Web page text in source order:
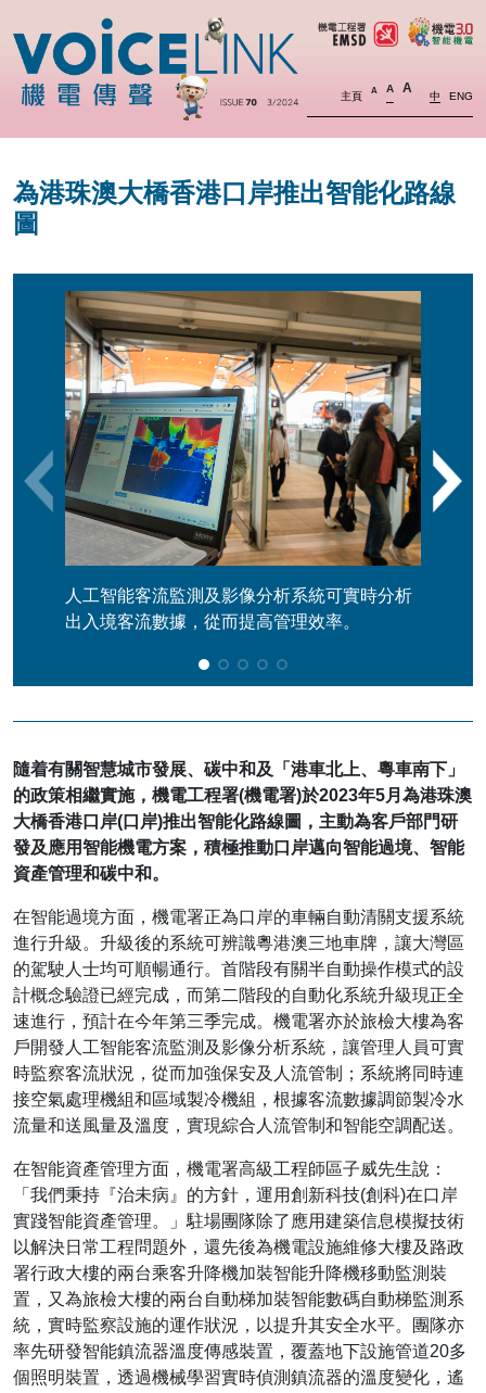
主頁 A A A
中 ENG
為港珠澳大橋香港口岸推出智能化路線
圖
人工智能客流監測及影像分析系統可實時分析
出入境客流數據，從而提高管理效率。
隨着有關智慧城市發展、碳中和及「港車北上、粵車南下」
的政策相繼實施，機電工程署(機電署)於2023年5月為港珠澳
大橋香港口岸(口岸)推出智能化路線圖，主動為客戶部門研
發及應用智能機電方案，積極推動口岸邁向智能過境、智能
資產管理和碳中和。
在智能過境方面，機電署正為口岸的車輛自動清關支援系統
進行升級。升級後的系統可辨識粵港澳三地車牌，讓大灣區
的駕駛人士均可順暢通行。首階段有關半自動操作模式的設
計概念驗證已經完成，而第二階段的自動化系統升級現正全
速進行，預計在今年第三季完成。機電署亦於旅檢大樓為客
戶開發人工智能客流監測及影像分析系統，讓管理人員可實
時監察客流狀況，從而加強保安及人流管制；系統將同時連
接空氣處理機組和區域製冷機組，根據客流數據調節製冷水
流量和送風量及溫度，實現綜合人流管制和智能空調配送。
在智能資產管理方面，機電署高級工程師區子威先生說：
「我們秉持『治未病』的方針，運用創新科技(創科)在口岸
實踐智能資產管理。」駐場團隊除了應用建築信息模擬技術
以解決日常工程問題外，還先後為機電設施維修大樓及路政
署行政大樓的兩台乘客升降機加裝智能升降機移動監測裝
置，又為旅檢大樓的兩台自動梯加裝智能數碼自動梯監測系
統，實時監察設施的運作狀況，以提升其安全水平。團隊亦
率先研發智能鎮流器溫度傳感裝置，覆蓋地下設施管道20多
個照明裝置，透過機械學習實時偵測鎮流器的溫度變化，遙